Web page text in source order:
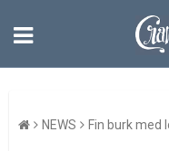
NEWS Fin burk med